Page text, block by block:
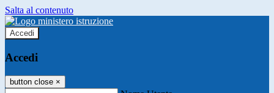
Salta al contenuto
Accedi
Accedi
button close ×